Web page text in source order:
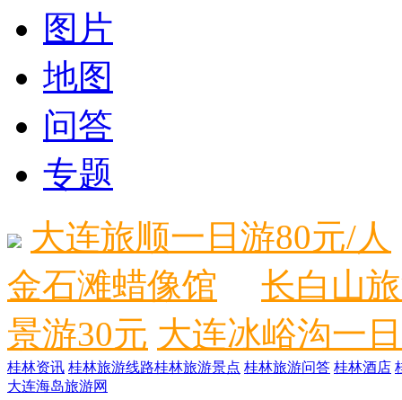
图片
地图
问答
专题
大连旅顺一日游80元/人
金石滩蜡像馆
长白山
景游30元 大连冰峪沟一
桂林资讯 桂林旅游线路桂林旅游景点 桂林旅游问答 桂林酒店
大连海岛旅游网